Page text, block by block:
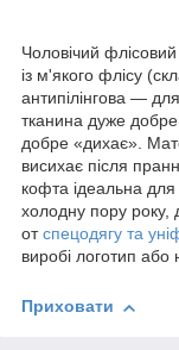
Чоловічий
із м'якого флісу
антипілінгова —
тканина дуже
добре «дихає».
висихає після
кофта ідеальна для
холодну пору року,
отспецодягу та
виробі логотип або
Приховати